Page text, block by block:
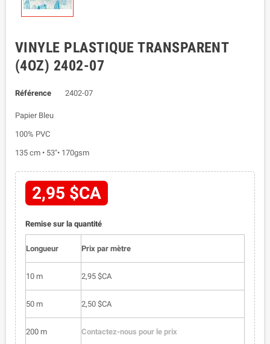
VINYLE PLASTIQUE TRANSPARENT
(4OZ) 2402-07
Référence 2402-07
Papier Bleu
100% PVC
135 cm • 53"• 170gsm
2,95 $CA
Remise sur la quantité
Longueur Prix par mètre
10 m 2,95 $CA
50 m 2,50 $CA
200 m Contactez-nous pour le prix